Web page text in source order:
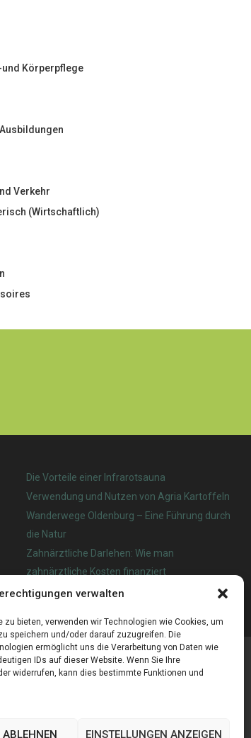
verwalten
zu bieten, verwenden wir Technologien wie Cookies, um
speichern und/oder darauf zuzugreifen. Die
ermöglicht uns die Verarbeitung von Daten wie
IDs auf dieser Website. Wenn Sie Ihre
widerrufen, kann dies bestimmte Funktionen und
ABLEHNEN EINSTELLUNGEN ANZEIGEN
Körperpflege
Verkehr
(Wirtschaftlich)
Die Vorteile einer Infrarotsauna
Verwendung und Nutzen von Agria Kartoffeln
Wanderwege Oldenburg – Eine Führung durch
die Natur
Zahnärztliche Darlehen: Wie man
zahnärztliche Kosten finanziert